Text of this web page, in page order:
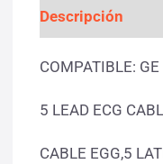
Descripción
COMPATIBLE: GE
5 LEAD ECG
CABLE EGG,5